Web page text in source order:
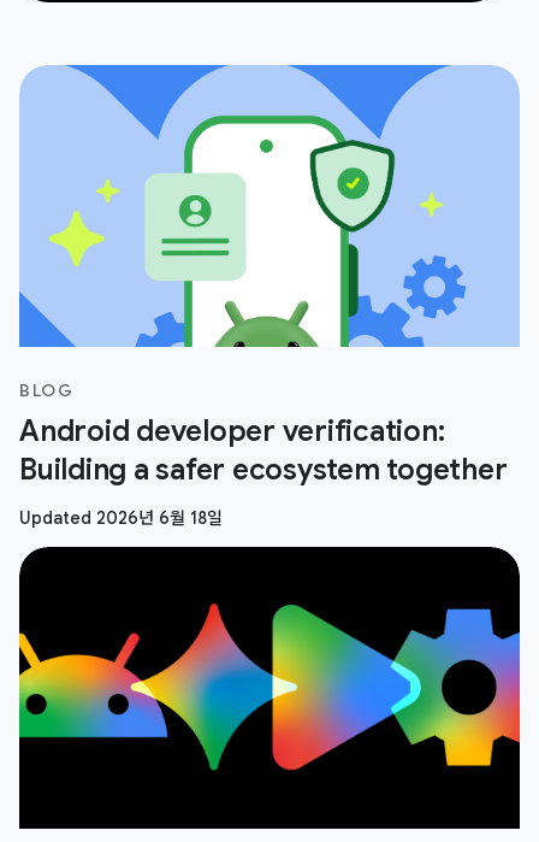
BLOG
Android developer verification:
Building a safer ecosystem together
Updated 2026년 6월 18일